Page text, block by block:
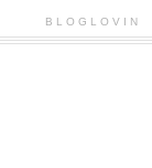
BLOGLOVIN